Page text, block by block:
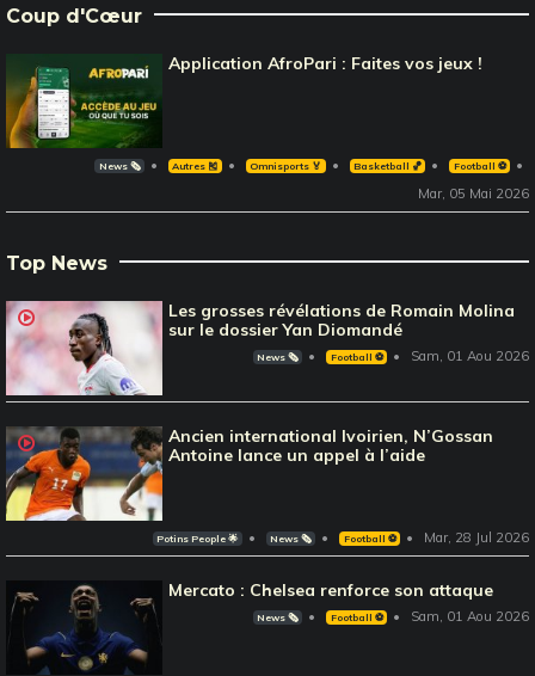
Coup d'Cœur
Application AfroPari : Faites vos jeux !
News 🗞️ Autres 🎽 Omnisports 🏅 Basketball 🏀 Football ⚽️
Mar, 05 Mai 2026
Top News
Les grosses révélations de Romain Molina
sur le dossier Yan Diomandé
News 🗞️ Football ⚽️ Sam, 01 Aou 2026
Ancien international Ivoirien, N’Gossan
Antoine lance un appel à l’aide
Potins People 🌟 News 🗞️ Football ⚽️ Mar, 28 Jul 2026
Mercato : Chelsea renforce son attaque
News 🗞️ Football ⚽️ Sam, 01 Aou 2026